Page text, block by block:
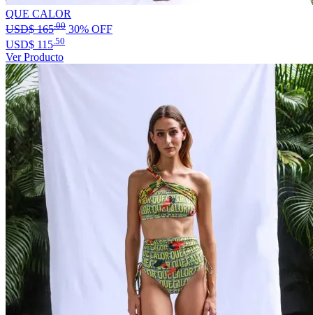
QUE CALOR
USD$165.00 30% OFF
USD$ 115 .50
Ver Producto